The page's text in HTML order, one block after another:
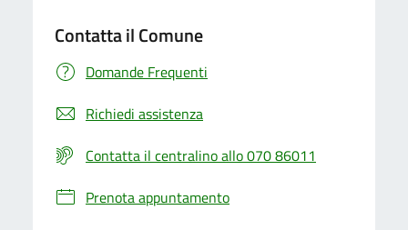
Contatta il Comune
Domande Frequenti
Richiedi assistenza
Contatta il centralino allo 070 86011
Prenota appuntamento